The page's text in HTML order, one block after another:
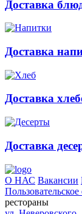
Доставка
Доставка
Доставка
Доставка
О НАС Вакансии
рестораны